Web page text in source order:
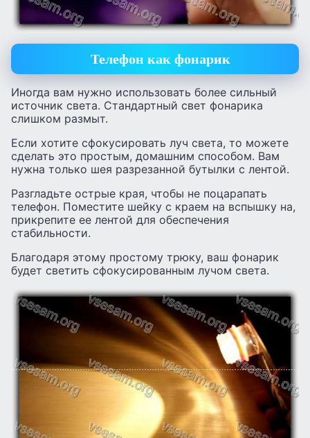
Телефон как фонарик
Иногда вам нужно использовать более сильный
источник света. Стандартный свет фонарика
слишком размыт.
Если хотите сфокусировать луч света, то можете
сделать это простым, домашним способом. Вам
нужна только шея разрезанной бутылки с лентой.
Разгладьте острые края, чтобы не поцарапать
телефон. Поместите шейку с краем на вспышку на,
прикрепите ее лентой для обеспечения
стабильности.
Благодаря этому простому трюку, ваш фонарик
будет светить сфокусированным лучом света.